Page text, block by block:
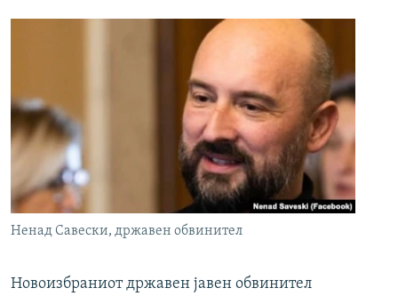
Ненад Савески, државен обвинител
Новоизбраниот државен јавен обвинител